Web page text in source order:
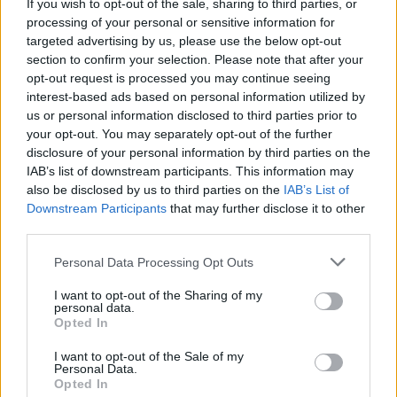
If you wish to opt-out of the sale, sharing to third parties, or
processing of your personal or sensitive information for
targeted advertising by us, please use the below opt-out
section to confirm your selection. Please note that after your
opt-out request is processed you may continue seeing
interest-based ads based on personal information utilized by
us or personal information disclosed to third parties prior to
your opt-out. You may separately opt-out of the further
disclosure of your personal information by third parties on the
IAB’s list of downstream participants. This information may
also be disclosed by us to third parties on the IAB’s List of
Downstream Participants that may further disclose it to other
Personal Data Processing Opt Outs
I want to opt-out of the Sharing of my
personal data.
Opted In
I want to opt-out of the Sale of my
Personal Data.
Opted In
διαθέτουν τόσο αριστερούς λαϊκιστές, που αντιτίθενται
στις αμυντικές δαπάνες για κοινωνικούς λόγους, όσο και
δεξιούς λαϊκιστές, που δεν βλέπουν τη Ρωσία ως απειλή. Η
δημοσιονομική πλευρά θα είναι επίσης σκληρή: χώρες που
δανείζονται για τους αμυντικούς τους προϋπολογισμούς,
όπως η Γερμανία, θα δυσκολευτούν να τους διατηρήσουν
καθώς οι πληρωμές τόκων και το κόστος της γηράσκουσας
κοινωνίας τους αυξάνονται.
τους στόχους δαπανών. Είναι επίσης ότι ξοδεύουν τα
χρήματα με λάθος τρόπο. Πολλές επενδύουν υπερβολικά
στις εγχώριες βιομηχανίες τους, οδηγώντας σε
κατακερματισμό. Η Ευρώπη χρησιμοποιεί 12 τύπους